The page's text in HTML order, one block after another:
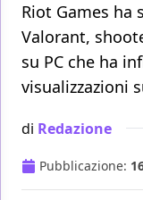
Riot Games ha
Valorant,
su PC che ha
visualizzazioni
di Redazione
Pubblicazione: